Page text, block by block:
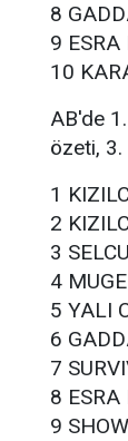
8
9 ESRA
10
AB'de 1.
özeti, 3.
1
2
3
4
5 YALI
6
7
8 ESRA
9